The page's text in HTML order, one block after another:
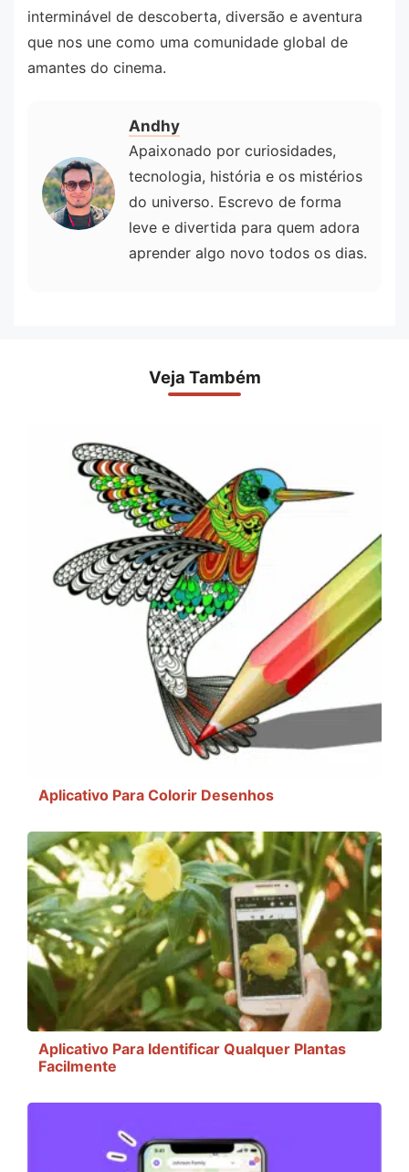
interminável de descoberta, diversão e aventura
que nos une como uma comunidade global de
amantes do cinema.
Andhy
Apaixonado por curiosidades,
tecnologia, história e os mistérios
do universo. Escrevo de forma
leve e divertida para quem adora
aprender algo novo todos os dias.
Veja Também
Aplicativo Para Colorir Desenhos
Aplicativo Para Identificar Qualquer Plantas
Facilmente